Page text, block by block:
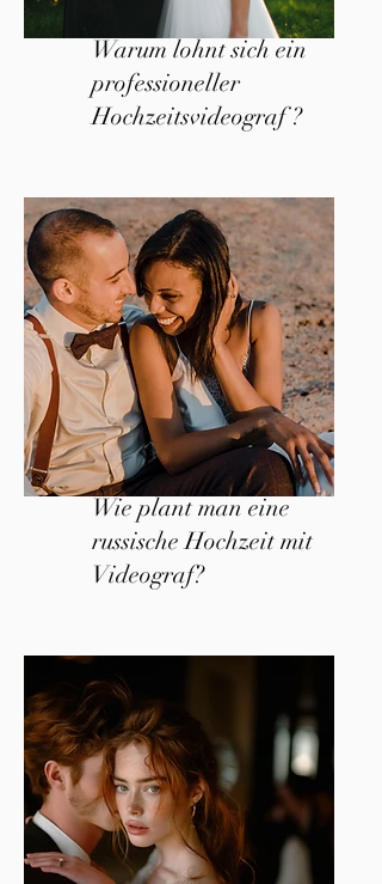
Warum lohnt sich ein
professioneller
Hochzeitsvideograf ?
Wie plant man eine
russische Hochzeit mit
Videograf?